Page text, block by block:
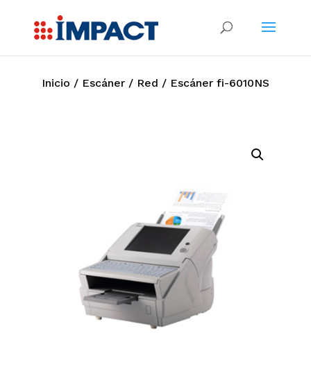
Inicio / Escáner/ Red / Escáner fi-6010NS